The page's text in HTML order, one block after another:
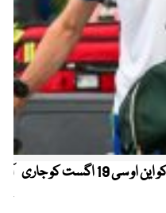
کیریبین پریمیئر لیگ ، قومی کرکٹرز کو این او سی 19 اگست کو جاری